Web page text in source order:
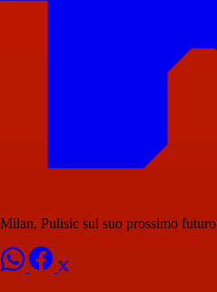
Milan, Pulisic sul suo prossimo futuro